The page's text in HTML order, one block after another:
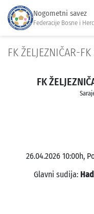
Nogometni savez
Federacije Bosne i
FK ŽELJEZNIČAR-
FK
26.04.2026 10:00h,
Glavni sudija: